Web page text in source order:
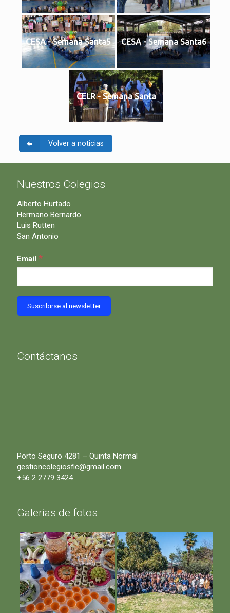
CESA - Semana Santa5 CESA - Semana Santa6
CELR - Semana Santa
Volver a noticias
Nuestros Colegios
Alberto Hurtado
Hermano Bernardo
Luis Rutten
San Antonio
Email *
Contáctanos
Porto Seguro 4281 – Quinta Normal
gestioncolegiosfic@gmail.com
+56 2 2779 3424
Galerías de fotos